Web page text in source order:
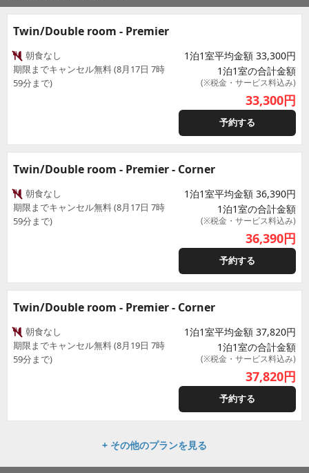
Twin/Double room - Premier
朝食なし
期限までキャンセル無料 (8月17日 7時
59分まで)
1泊1室平均金額 33,300円
1泊1室の合計金額
(※税金・サービス料込み)
33,300円
予約する
Twin/Double room - Premier - Corner
朝食なし
期限までキャンセル無料 (8月17日 7時
59分まで)
1泊1室平均金額 36,390円
1泊1室の合計金額
(※税金・サービス料込み)
36,390円
予約する
Twin/Double room - Premier - Corner
朝食なし
期限までキャンセル無料 (8月19日 7時
59分まで)
1泊1室平均金額 37,820円
1泊1室の合計金額
(※税金・サービス料込み)
37,820円
予約する
+ その他のプランを見る